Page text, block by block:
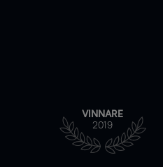
VINNARE
2019